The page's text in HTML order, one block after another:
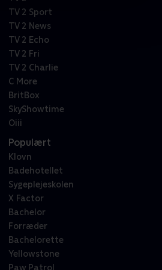
TV 2 Sport
TV 2 News
TV 2 Echo
TV 2 Fri
TV 2 Charlie
C More
BritBox
SkyShowtime
Oiii
Populært
Klovn
Badehotellet
Sygeplejeskolen
X Factor
Bachelor
Forræder
Bachelorette
Yellowstone
Paw Patrol